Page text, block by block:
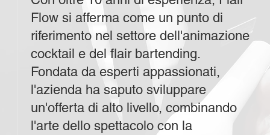
Flow si afferma come un punto di
riferimento nel settore dell'animazione
cocktail e del flair bartending.
Fondata da esperti appassionati,
l'azienda ha saputo sviluppare
un'offerta di alto livello, combinando
l'arte dello spettacolo con la